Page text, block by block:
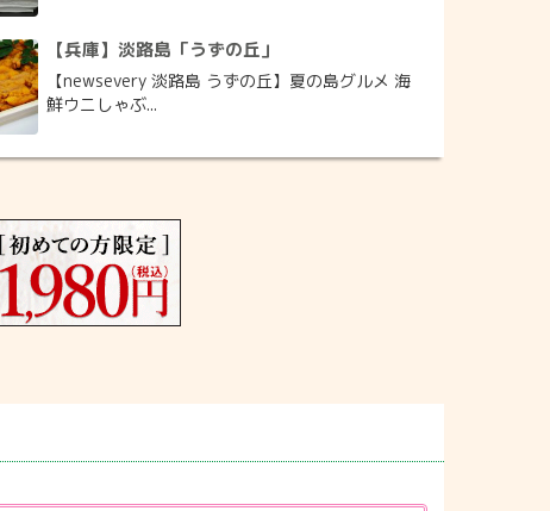
【兵庫】淡路島「うずの丘」
【newsevery 淡路島 うずの丘】夏の島グルメ 海
鮮ウニしゃぶ...